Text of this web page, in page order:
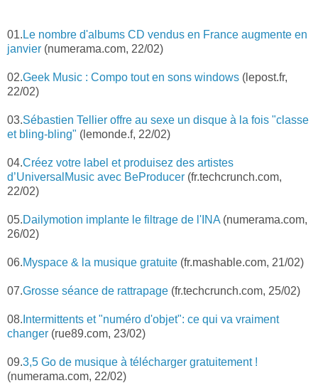
01. Le nombre d'albums CD vendus en France augmente en
janvier (numerama.com, 22/02)
02.Geek Music : Compo tout en sons windows (lepost.fr,
22/02)
03.Sébastien Tellier offre au sexe un disque à la fois "classe
et bling-bling" (lemonde.f, 22/02)
04.Créez votre label et produisez des artistes
d’UniversalMusic avec BeProducer (fr.techcrunch.com,
22/02)
05.Dailymotion implante le filtrage de l'INA (numerama.com,
26/02)
06.Myspace & la musique gratuite (fr.mashable.com, 21/02)
07.Grosse séance de rattrapage (fr.techcrunch.com, 25/02)
08. Intermittents et "numéro d'objet": ce qui va vraiment
changer (rue89.com, 23/02)
09.3,5 Go de musique à télécharger gratuitement !
(numerama.com, 22/02)